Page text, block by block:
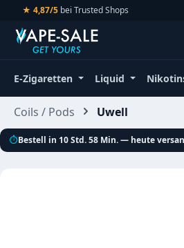
Hauptinhalt springen
Zur Suche springen
Zur Hauptnavigation springen
★ 4,87/5 bei Trusted Shops
E-Zigaretten Liquid
Coils / Pods Uwell
⏱Bestell in 10 Std. 58 Min. — heute